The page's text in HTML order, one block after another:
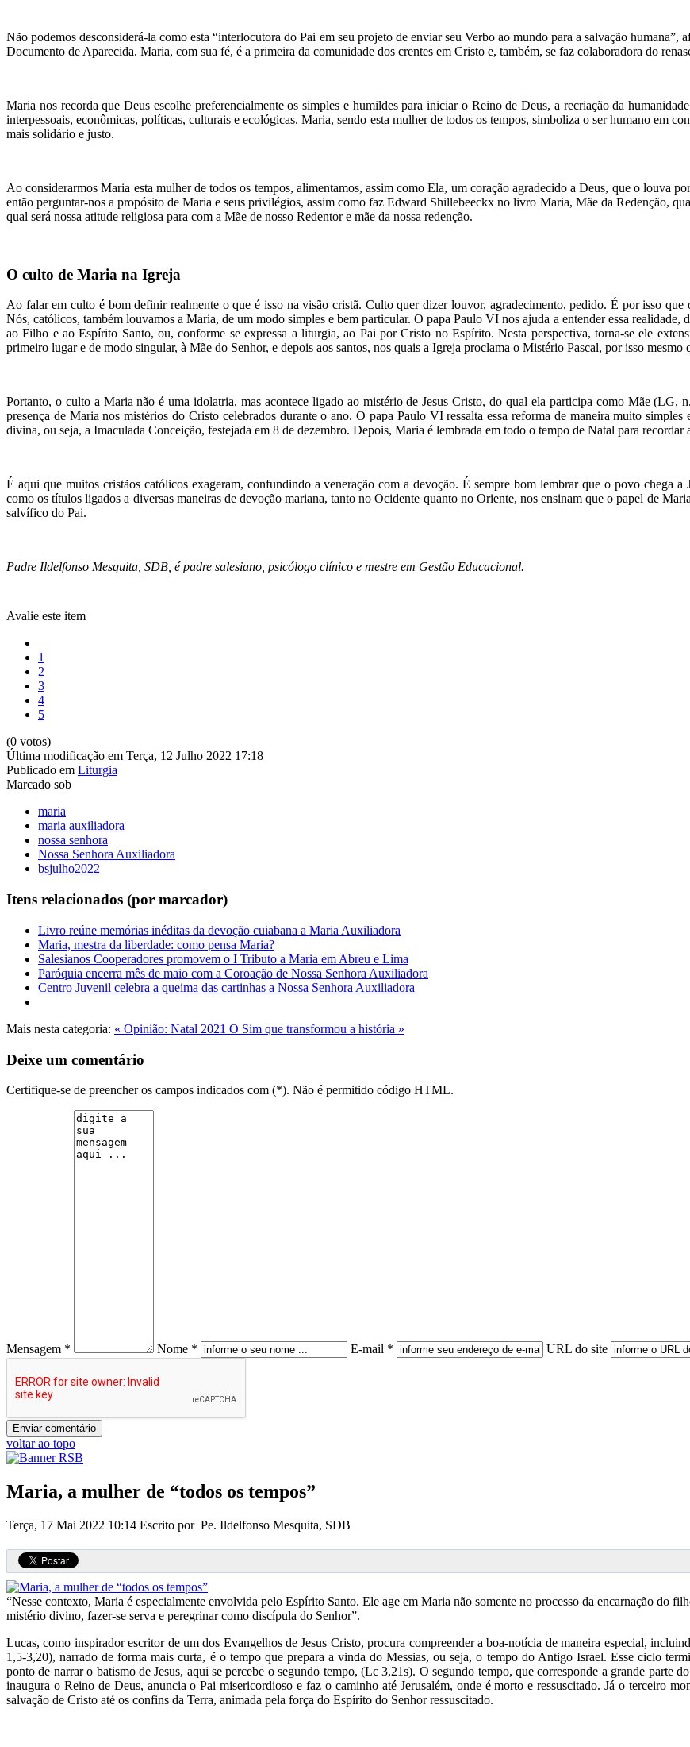
Não podemos desconsiderá-la como esta “interlocutora do Pai em seu projeto de enviar seu Verbo ao mundo para a salvação
Documento de Aparecida. Maria, com sua fé, é a primeira da comunidade dos crentes em Cristo e, também, se faz colaboradora do
Maria nos recorda que Deus escolhe preferencialmente os simples e humildes para iniciar o Reino de Deus, a recriação da
interpessoais, econômicas, políticas, culturais e ecológicas. Maria, sendo esta mulher de todos os tempos, simboliza o ser humano em
mais solidário e justo.
Ao considerarmos Maria esta mulher de todos os tempos, alimentamos, assim como Ela, um coração agradecido a Deus, que o louva
então perguntar-nos a propósito de Maria e seus privilégios, assim como faz Edward Shillebeeckx no livro Maria, Mãe da Redenção,
qual será nossa atitude religiosa para com a Mãe de nosso Redentor e mãe da nossa redenção.
O culto de Maria na Igreja
Ao falar em culto é bom definir realmente o que é isso na visão cristã. Culto quer dizer louvor, agradecimento, pedido. É por isso que
Nós, católicos, também louvamos a Maria, de um modo simples e bem particular. O papa Paulo VI nos ajuda a entender essa
ao Filho e ao Espírito Santo, ou, conforme se expressa a liturgia, ao Pai por Cristo no Espírito. Nesta perspectiva, torna-se ele
primeiro lugar e de modo singular, à Mãe do Senhor, e depois aos santos, nos quais a Igreja proclama o Mistério Pascal, por isso
Portanto, o culto a Maria não é uma idolatria, mas acontece ligado ao mistério de Jesus Cristo, do qual ela participa como Mãe
presença de Maria nos mistérios do Cristo celebrados durante o ano. O papa Paulo VI ressalta essa reforma de maneira muito
divina, ou seja, a Imaculada Conceição, festejada em 8 de dezembro. Depois, Maria é lembrada em todo o tempo de Natal para
É aqui que muitos cristãos católicos exageram, confundindo a veneração com a devoção. É sempre bom lembrar que o povo chega
como os títulos ligados a diversas maneiras de devoção mariana, tanto no Ocidente quanto no Oriente, nos ensinam que o papel de
salvífico do Pai.
Padre Ildelfonso Mesquita, SDB, é padre salesiano, psicólogo clínico e mestre em Gestão Educacional.
Avalie este item
1
2
3
4
5
(0 votos)
Última modificação em Terça, 12 Julho 2022 17:18
Publicado em Liturgia
Marcado sob
maria
maria auxiliadora
nossa senhora
Nossa Senhora Auxiliadora
bsjulho2022
Itens relacionados (por marcador)
Livro reúne memórias inéditas da devoção cuiabana a Maria Auxiliadora
Maria, mestra da liberdade: como pensa Maria?
Salesianos Cooperadores promovem o I Tributo a Maria em Abreu e Lima
Paróquia encerra mês de maio com a Coroação de Nossa Senhora Auxiliadora
Centro Juvenil celebra a queima das cartinhas a Nossa Senhora Auxiliadora
Mais nesta categoria: « Opinião: Natal 2021 O Sim que transformou a história »
Deixe um comentário
Certifique-se de preencher os campos indicados com (*). Não é permitido código HTML.
Mensagem * Nome * E-mail * URL do site
voltar ao topo
Maria, a mulher de “todos os tempos”
Terça, 17 Mai 2022 10:14 Escrito por Pe. Ildelfonso Mesquita, SDB
“Nesse contexto, Maria é especialmente envolvida pelo Espírito Santo. Ele age em Maria não somente no processo da encarnação do
mistério divino, fazer-se serva e peregrinar como discípula do Senhor”.
Lucas, como inspirador escritor de um dos Evangelhos de Jesus Cristo, procura compreender a boa-notícia de maneira especial,
1,5-3,20), narrado de forma mais curta, é o tempo que prepara a vinda do Messias, ou seja, o tempo do Antigo Israel. Esse ciclo
ponto de narrar o batismo de Jesus, aqui se percebe o segundo tempo, (Lc 3,21s). O segundo tempo, que corresponde a grande parte
inaugura o Reino de Deus, anuncia o Pai misericordioso e faz o caminho até Jerusalém, onde é morto e ressuscitado. Já o terceiro
salvação de Cristo até os confins da Terra, animada pela força do Espírito do Senhor ressuscitado.